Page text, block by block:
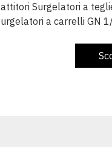
Surgelatori a
a carrelli GN